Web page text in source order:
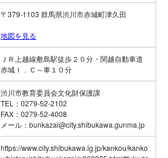
〒379-1103 群馬県渋川市赤城町津久田
地図を見る
ＪＲ上越線敷島駅徒歩２０分・関越自動車道
赤城Ｉ．Ｃ～車１０分
渋川市教育委員会文化財保護課
TEL：0279-52-2102
FAX：0279-52-4008
メール：bunkazai@city.shibukawa.gunma.jp
https://www.city.shibukawa.lg.jp/kankou/kanko